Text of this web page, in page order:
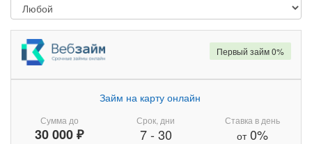
Сумма до
30 000 ₽
Займ на карту онлайн
Срок, дни
7- 30
Ставка в день
от0%
Первый займ 0%